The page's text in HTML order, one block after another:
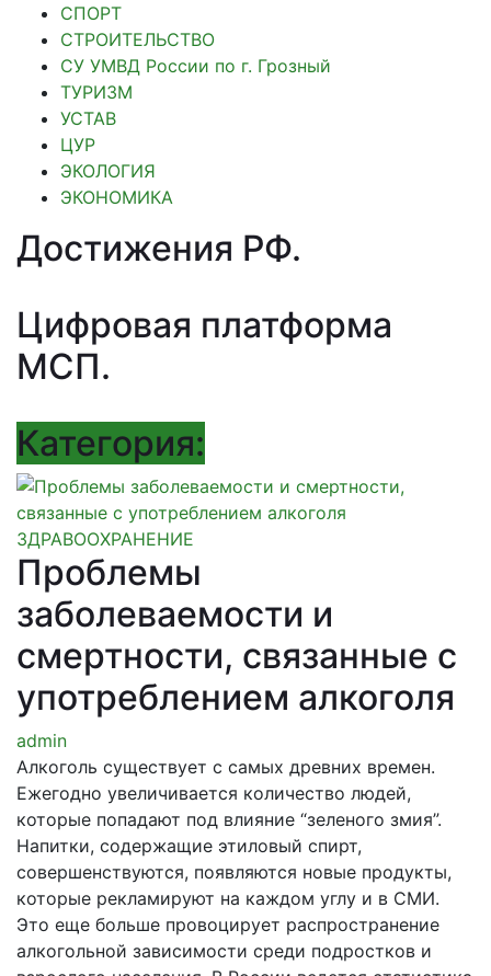
СПОРТ
СТРОИТЕЛЬСТВО
СУ УМВД России по г. Грозный
ТУРИЗМ
УСТАВ
ЦУР
ЭКОЛОГИЯ
ЭКОНОМИКА
Достижения РФ.
Цифровая платформа
МСП.
Категория:
ЗДРАВООХРАНЕНИЕ
Проблемы
заболеваемости и
смертности, связанные с
употреблением алкоголя
admin
Алкоголь существует с са­мых древних времен.
Ежегод­но увеличивается количество людей,
которые попадают под влияние “зеленого змия”.
На­питки, содержащие этиловый спирт,
совершенствуются, по­являются новые продукты,
ко­торые рекламируют на каждом углу и в СМИ.
Это еще больше провоцирует распростране­ние
алкогольной зависимости среди подростков и